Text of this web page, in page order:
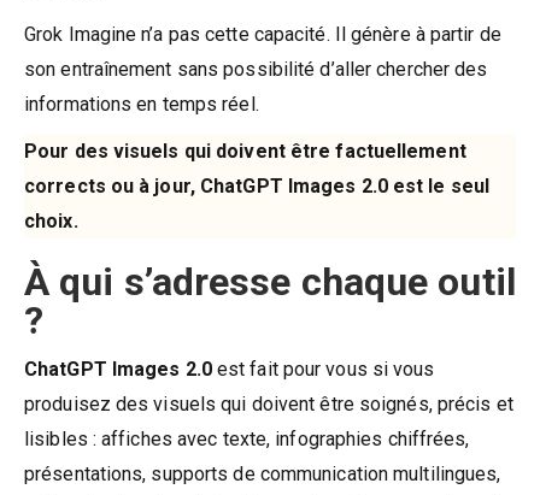
Grok Imagine n’a pas cette capacité. Il génère à partir de
son entraînement sans possibilité d’aller chercher des
informations en temps réel.
Pour des visuels qui doivent être factuellement
corrects ou à jour, ChatGPT Images 2.0 est le seul
choix.
À qui s’adresse chaque outil
?
ChatGPT Images 2.0est fait pour vous si vous
produisez des visuels qui doivent être soignés, précis et
lisibles : affiches avec texte, infographies chiffrées,
présentations, supports de communication multilingues,